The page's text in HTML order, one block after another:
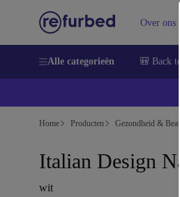
Over ons
Alle categorieën 🎒 Back
Home Producten Gezondheid &
Italian Design
wit